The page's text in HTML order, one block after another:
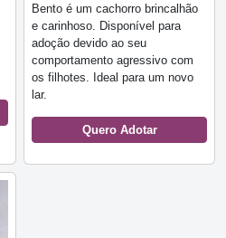
Bento é um cachorro brincalhão
e carinhoso. Disponível para
adoção devido ao seu
comportamento agressivo com
os filhotes. Ideal para um novo
lar.
Quero Adotar